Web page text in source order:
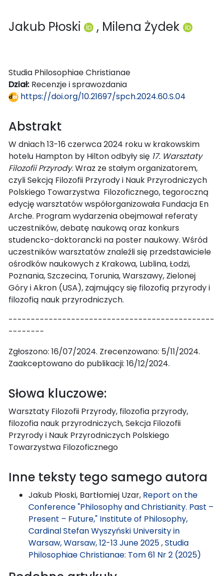
Jakub Płoski , Milena Żydek
Studia Philosophiae Christianae
Dział: Recenzje i sprawozdania
https://doi.org/10.21697/spch.2024.60.S.04
Abstrakt
W dniach 13-16 czerwca 2024 roku w krakowskim
hotelu Hampton by Hilton odbyły się 17. Warsztaty
Filozofii Przyrody. Wraz ze stałym organizatorem,
czyli Sekcją Filozofii Przyrody i Nauk Przyrodniczych
Polskiego Towarzystwa Filozoficznego, tegoroczną
edycję warsztatów współorganizowała Fundacja En
Arche. Program wydarzenia obejmował referaty
uczestników, debatę naukową oraz konkurs
studencko-doktorancki na poster naukowy. Wśród
uczestników warsztatów znaleźli się przedstawiciele
ośrodków naukowych z Krakowa, Lublina, Łodzi,
Poznania, Szczecina, Torunia, Warszawy, Zielonej
Góry i Akron (USA), zajmujący się filozofią przyrody i
filozofią nauk przyrodniczych.
----------------------------------------------
--------
Zgłoszono: 16/07/2024. Zrecenzowano: 5/11/2024.
Zaakceptowano do publikacji: 16/12/2024.
Słowa kluczowe:
Warsztaty Filozofii Przyrody, filozofia przyrody,
filozofia nauk przyrodniczych, Sekcja Filozofii
Przyrody i Nauk Przyrodniczych Polskiego
Towarzystwa Filozoficznego
Inne teksty tego samego autora
Jakub Płoski, Bartłomiej Uzar, Report on the
Conference "Philosophy and Christianity. Past –
Present – Future," Institute of Philosophy,
Cardinal Stefan Wyszyński University in
Warsaw, Warsaw, 12-13 June 2025,Studia
Philosophiae Christianae: Tom 61 Nr 2 (2025)